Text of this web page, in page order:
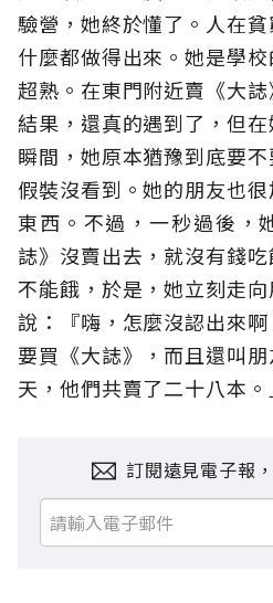
驗營，她終於懂了。人在
什麼都做得出來。她是學
超熟。在東門附近賣《大
結果，還真的遇到了，但
瞬間，她原本猶豫到底要
假裝沒看到。她的朋友也
東西。不過，一秒過後，
誌》沒賣出去，就沒有錢
不能餓，於是，她立刻走
說：『嗨，怎麼沒認出來
要買《大誌》，而且還叫
天，他們共賣了二十八本。
訂閱遠見電子報